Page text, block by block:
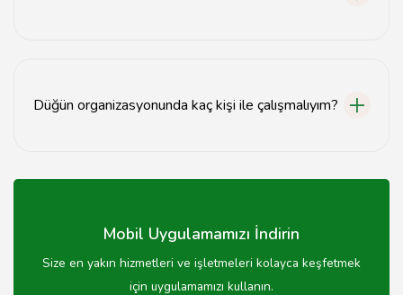
Düğün organizasyonunda kaç kişi ile çalışmalıyım?
birkaç yardımcı ile çalışmak yeterlidir.
Mobil Uygulamamızı İndirin
Size en yakın hizmetleri ve işletmeleri kolayca keşfetmek
için uygulamamızı kullanın.